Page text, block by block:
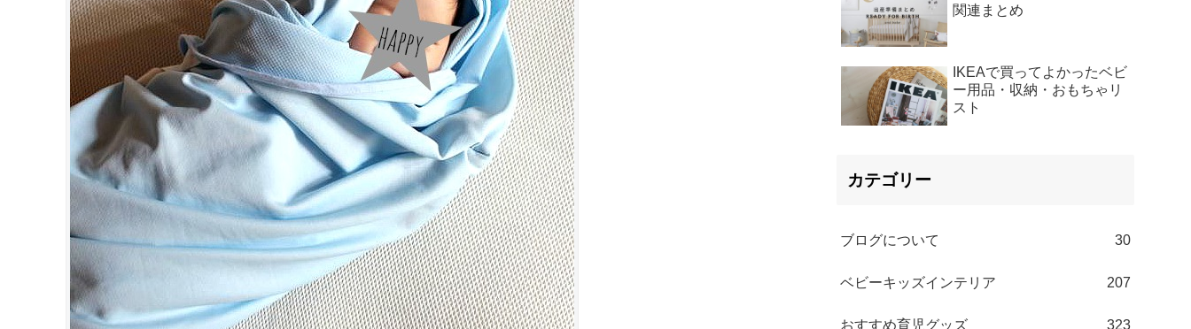
関連まとめ
IKEAで買ってよかったベビ
ー用品・収納・おもちゃリ
スト
カテゴリー
ブログについて 30
ベビーキッズインテリア 207
おすすめ育児グッズ 323